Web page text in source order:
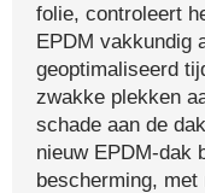
folie, controleert
EPDM vakkundig
geoptimaliseerd
zwakke plekken
schade aan de
nieuw EPDM-dak
bescherming,